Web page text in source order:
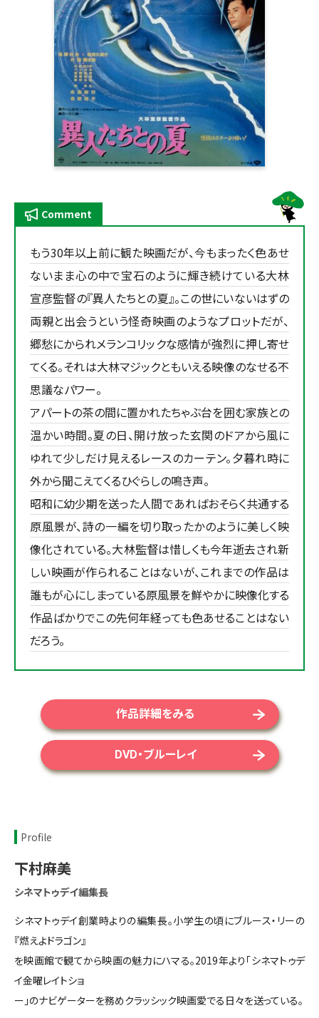
Comment
もう30年以上前に観た映画だが、今もまったく色あせ
ないまま心の中で宝石のように輝き続けている大林
宣彦監督の『異人たちとの夏』。この世にいないはずの
両親と出会うという怪奇映画のようなプロットだが、
郷愁にかられメランコリックな感情が強烈に押し寄せ
てくる。それは大林マジックともいえる映像のなせる不
思議なパワー。
アパートの茶の間に置かれたちゃぶ台を囲む家族との
温かい時間。夏の日、開け放った玄関のドアから風に
ゆれて少しだけ見えるレースのカーテン。夕暮れ時に
外から聞こえてくるひぐらしの鳴き声。
昭和に幼少期を送った人間であればおそらく共通する
原風景が、詩の一編を切り取ったかのように美しく映
像化されている。大林監督は惜しくも今年逝去され新
しい映画が作られることはないが、これまでの作品は
誰もが心にしまっている原風景を鮮やかに映像化する
作品ばかりでこの先何年経っても色あせることはない
だろう。
作品詳細をみる
DVD・ブルーレイ
Profile
下村麻美
シネマトゥデイ編集長
シネマトゥデイ創業時よりの編集長。小学生の頃にブルース・リーの
『燃えよドラゴン』
を映画館で観てから映画の魅力にハマる。2019年より「シネマトゥデ
イ金曜レイトショ
ー」のナビゲーターを務めクラッシック映画愛でる日々を送っている。